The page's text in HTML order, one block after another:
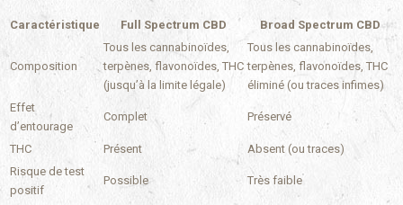
Caractéristique Full Spectrum CBD Broad Spectrum CBD
Composition
Tous les cannabinoïdes,
terpènes, flavonoïdes, THC
(jusqu’à la limite légale)
Tous les cannabinoïdes,
terpènes, flavonoïdes, THC
éliminé (ou traces infimes)
Effet
d’entourage
Complet Préservé
THC Présent
Absent (ou traces)
Risque de test
positif
Possible Très faible